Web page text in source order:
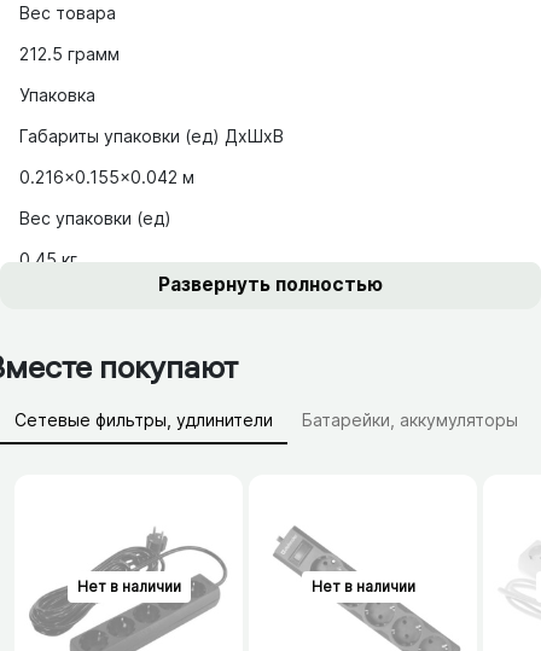
Вес товара
212.5 грамм
Упаковка
Габариты упаковки (ед) ДхШхВ
0.216x0.155x0.042 м
Вес упаковки (ед)
0.45 кг
Развернуть полностью
покупают
Сетевые фильтры, удлинители Батарейки, аккумуляторы